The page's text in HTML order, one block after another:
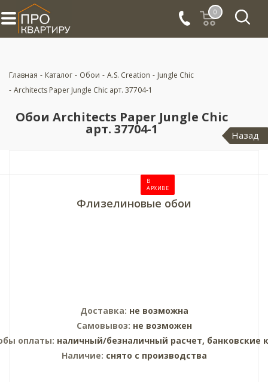
0
Главная - Каталог - Обои - A.S. Creation - Jungle Chic
- Architects Paper Jungle Chic арт. 37704-1
Обои Architects Paper Jungle Chic
арт. 37704-1 Назад
В
АРХИВЕ
Флизелиновые обои
Доставка: не возможна
Самовывоз: не возможен
оплаты: наличный/безналичный расчет, банковские
Наличие: снято с производства